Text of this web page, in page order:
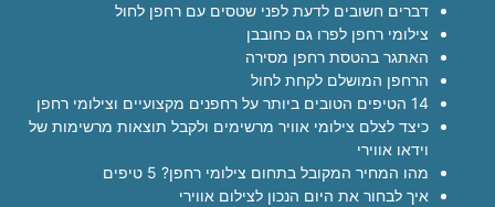
דברים חשובים לדעת לפני שטסים עם רחפן לחול
צילומי רחפן לפרו גם כחובבן
האתגר בהטסת רחפן מסירה
הרחפן המושלם לקחת לחול
14 הטיפים הטובים ביותר על רחפנים מקצועיים וצילומי רחפן
כיצד לצלם צילומי אוויר מרשימים ולקבל תוצאות מרשימות של
וידאו אווירי
מהו המחיר המקובל בתחום צילומי רחפן? 5 טיפים
איך לבחור את היום הנכון לצילום אווירי